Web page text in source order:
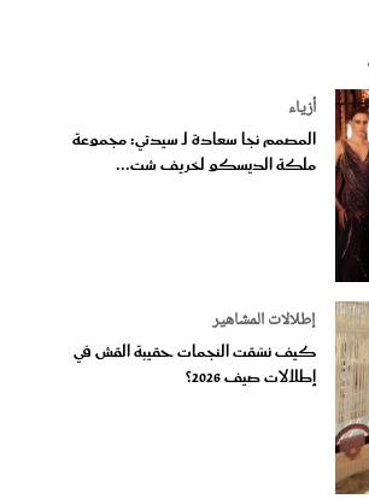
أزياء
المصمم نجا سعادة لـ سيدتي: مجموعة
ملكة الديسكو لخريف شت...
إطلالات المشاهير
كيف نسّقت النجمات حقيبة القش في
إطلالات صيف 2026؟